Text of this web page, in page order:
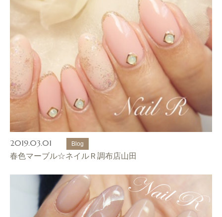
2019.03.01 Blog
春色マーブル☆ネイルＲ調布店山田